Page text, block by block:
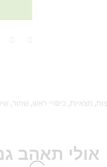
, חצאיות, כיסויי ראש, שחור,
אולי תאהב